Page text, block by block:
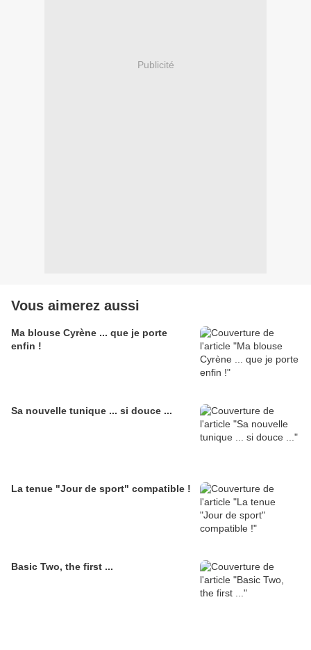
Publicité
Vous aimerez aussi
Ma blouse Cyrène ... que je porte
enfin !
Sa nouvelle tunique ... si douce ...
La tenue "Jour de sport" compatible !
Basic Two, the first ...